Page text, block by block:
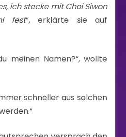
ich stecke mit Choi Siwon
fest“, erklärte sie auf
meinen Namen?“, wollte
schneller aus solchen